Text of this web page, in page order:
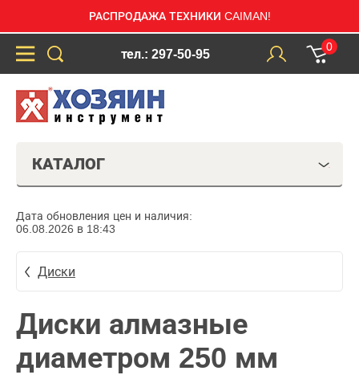
РАСПРОДАЖА ТЕХНИКИ CAIMAN!
тел.: 297-50-95
0
КАТАЛОГ
Дата обновления цен и наличия:
06.08.2026 в 18:43
Диски
Диски алмазные
диаметром 250 мм